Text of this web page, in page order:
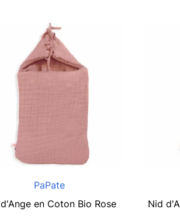
PaPate
en Coton Bio Rose
Nid